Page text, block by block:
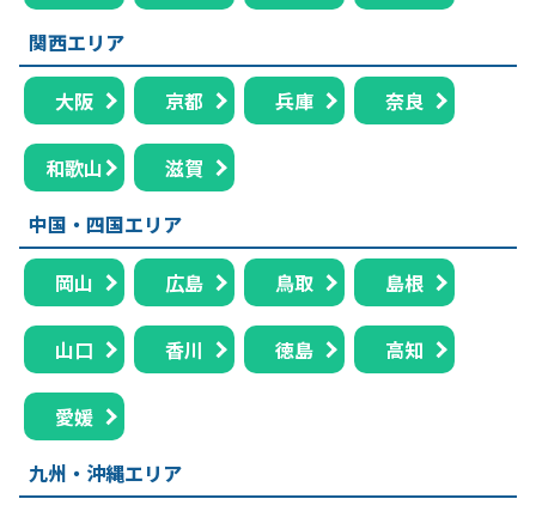
関西エリア
大阪 京都 兵庫 奈良
和歌山
滋賀
中国・四国エリア
岡山 広島 鳥取 島根
山口 香川 徳島 高知
愛媛
九州・沖縄エリア